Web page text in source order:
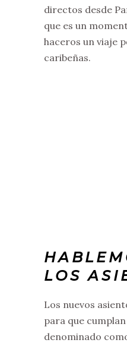
directos desde
que es un
haceros un viaje
caribeñas.
LOS
Los nuevos
para que
denominado